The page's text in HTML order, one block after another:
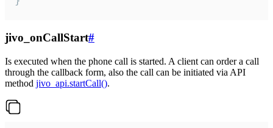
jivo_onCallStart#
Is executed when the phone call is started. A client can order a call
through the callback form, also the call can be initiated via API
method jivo_api.startCall().